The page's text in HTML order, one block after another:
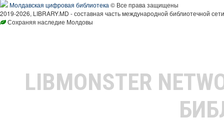
Молдавская цифровая библиотека © Все права защищены
2019-2026, LIBRARY.MD - составная часть международной библиотечной
Сохраняя наследие Молдовы
LIBMONSTER